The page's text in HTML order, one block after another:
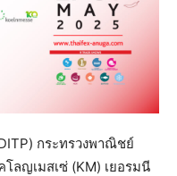
กระทรวงพาณิชย์
โลญเมสเซ่ (KM) เยอรมนี